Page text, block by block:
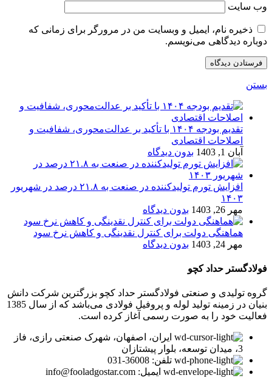
وب‌ سایت
ذخیره نام، ایمیل و وبسایت من در مرورگر برای زمانی که
دوباره دیدگاهی می‌نویسم.
بستن
تقدیم بودجه ۱۴۰۴ با تأکید بر عدالت‌محوری، شفافیت و
اصلاحات اقتصادی
آبان 1, 1403
بدون دیدگاه
افزایش تورم تولیدکننده در صنعت به ۲۱.۸ درصد در شهریور
۱۴۰۳
مهر 26, 1403
بدون دیدگاه
هماهنگی دولت برای کنترل نقدینگی و کاهش نرخ سود
مهر 24, 1403
بدون دیدگاه
فولادگستر حداد کچو
گروه تولیدی و صنعتی فولادگستر حداد کچو بزرگترین شرکت دانش
بنیان در زمینه تولید لوله و پروفیل فولادی می‌باشد که از سال 1385
فعالیت خود را به صورت رسمی آغاز کرده است.
ایران، اصفهان، شهرک صنعتی رازی، فاز
3، میدان توسعه، بلوار پیشتازان
تلفن: 36008-031
ایمیل: info@fooladgostar.com